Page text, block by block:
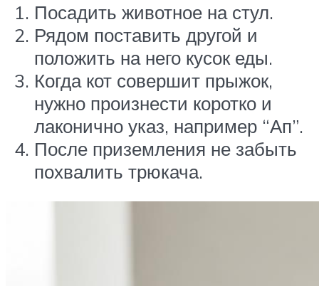
Посадить животное на стул.
Рядом поставить другой и
положить на него кусок еды.
Когда кот совершит прыжок,
нужно произнести коротко и
лаконично указ, например “Ап”.
После приземления не забыть
похвалить трюкача.